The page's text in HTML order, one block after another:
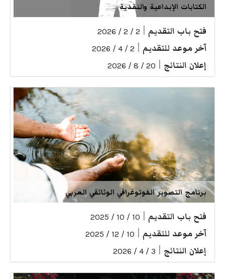
الكتابات الإبداعية والنقدية
فتح باب التقديم 2 / 2 / 2026
آخر موعد للتقديم 2 / 4 / 2026
إعلان النتائج 20 / 8 / 2026
برنامج التصوير الفوتوغرافي الوثائقي العربي
فتح باب التقديم 10 / 10 / 2025
آخر موعد للتقديم 10 / 12 / 2025
إعلان النتائج 3 / 4 / 2026